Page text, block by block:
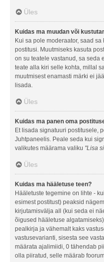
Üles
Kuidas ma muudan või
Kui sa pole moderaator, saad
postitusi. Muutmiseks kasuta
on su teatele vastanud, sa seda
teate alla kiri selle kohta, millal
muutmisest enamasti märki ei
lisada.
Üles
Kuidas ma panen oma
Et lisada signatuuri postitusele,
Juhtpaneelis. Peale seda kui
valikutes määrama valiku "Lisa
Üles
Kuidas ma hääletuse teen?
Hääletuste tegemine on lihte -
esimest postitust) peaksid
kirjutamisvälja all (kui seda ei
õigused hääletuse
pealkirja ja vähemalt kaks
vastusevarianti, sisesta see
määrata ajalimiidi, 0 tähendab
olla piiratud, selle määrab